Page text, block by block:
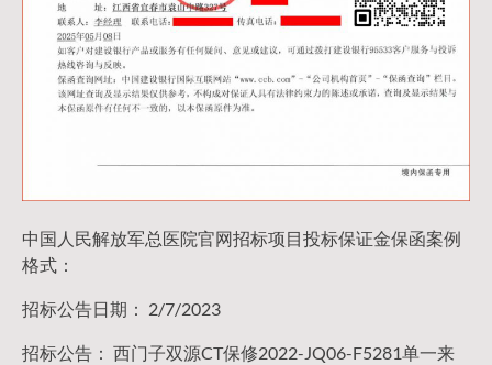
中国人民解放军总医院官网招标项目投标保证金保函案例
格式：
招标公告日期： 2/7/2023
招标公告： 西门子双源CT保修2022-JQ06-F5281单一来